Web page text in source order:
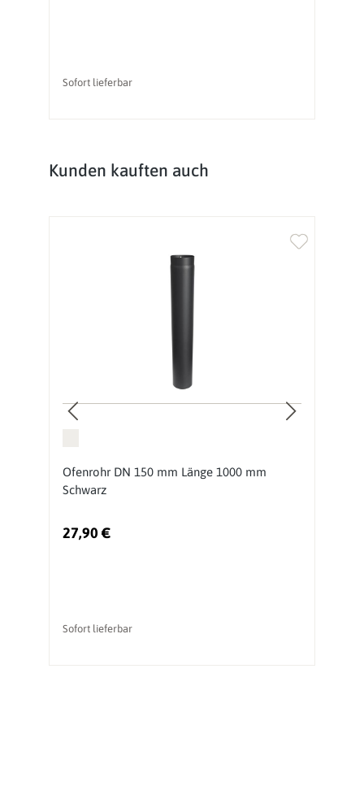
Sofort lieferbar
Produktgalerie überspringen
Kunden kauften auch
Ofenrohr DN 150 mm Länge 1000 mm
Schwarz
27,90 €
Sofort lieferbar